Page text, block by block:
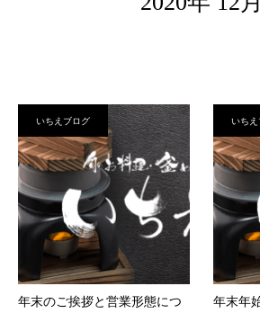
いちえブログ
年末のご挨拶と営業形態につ
いちえ
年末年